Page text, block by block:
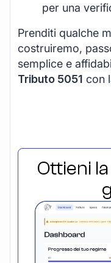
per una
Prenditi qualche
costruiremo,
semplice e
Tributo 5051 con
Ottieni